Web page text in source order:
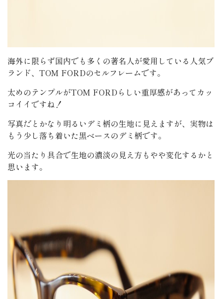
海外に限らず国内でも多くの著名人が愛用している人気ブ
ランド、TOM FORDのセルフレームです。
太めのテンプルがTOM FORDらしい重厚感があってカッ
コイイですね！
写真だとかなり明るいデミ柄の生地に見えますが、実物は
もう少し落ち着いた黒ベースのデミ柄です。
光の当たり具合で生地の濃淡の見え方もやや変化するかと
思います。